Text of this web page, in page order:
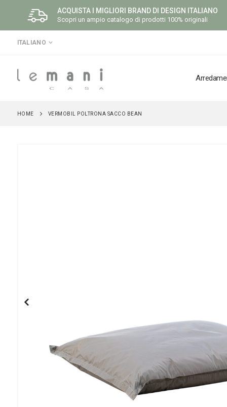
ACQUISTA I MIGLIORI BRAND DI DESIGN ITALIANO
Scopri un ampio catalogo di prodotti 100% originali
LINGUA
ITALIANO
HOME VERMOBIL POLTRONA SACCO BEAN